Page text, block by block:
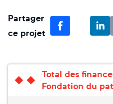
Partager
ce projet
Total des
Fondation du